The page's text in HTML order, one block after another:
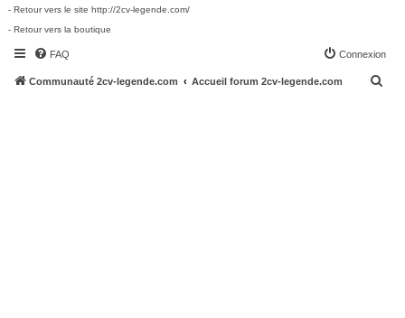
- Retour vers le site http://2cv-legende.com/
- Retour vers la boutique
FAQ Connexion
Communauté 2cv-legende.com Accueil forum 2cv-legende.com